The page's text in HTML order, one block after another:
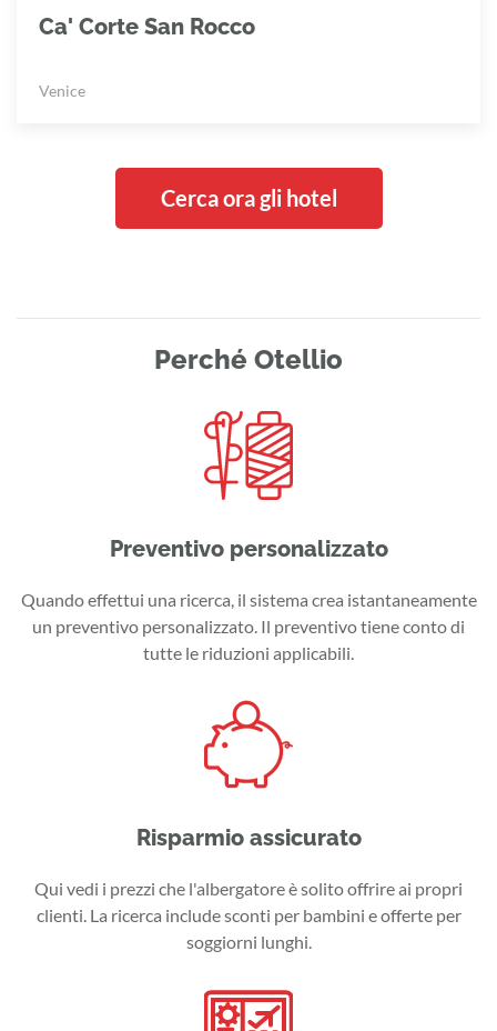
Ca' Corte San Rocco
Venice
Cerca ora gli hotel
Perché Otellio
Preventivo personalizzato
Quando effettui una ricerca, il sistema crea istantaneamente
un preventivo personalizzato. Il preventivo tiene conto di
tutte le riduzioni applicabili.
Risparmio assicurato
Qui vedi i prezzi che l'albergatore è solito offrire ai propri
clienti. La ricerca include sconti per bambini e offerte per
soggiorni lunghi.